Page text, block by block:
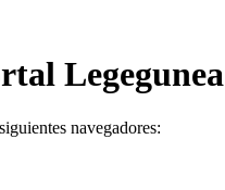
Legegunea
navegadores: